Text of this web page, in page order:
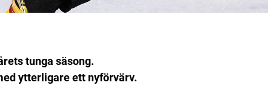
tunga säsong.
ytterligare ett nyförvärv.